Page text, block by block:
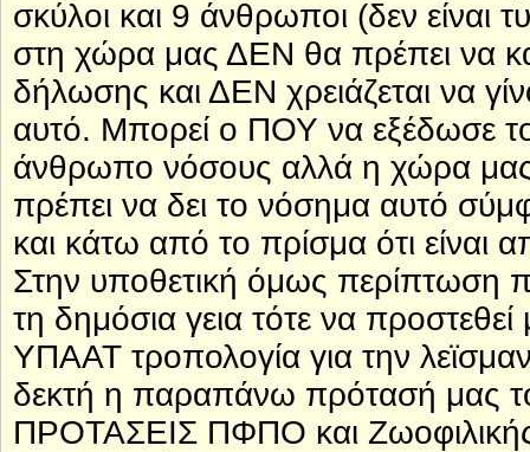
σκύλοι και 9 άνθρωποι (δεν είναι
στη χώρα μας ΔΕΝ θα πρέπει να
δήλωσης και ΔΕΝ χρειάζεται να
αυτό. Μπορεί ο ΠΟΥ να εξέδωσε το
άνθρωπο νόσους αλλά η χώρα
πρέπει να δει το νόσημα αυτό
και κάτω από το πρίσμα ότι είναι
Στην υποθετική όμως περίπτωση
τη δημόσια γεια τότε να
ΥΠΑΑΤ τροπολογία για την
δεκτή η παραπάνω πρότασή μας
ΠΡΟΤΑΣΕΙΣ ΠΦΠΟ και